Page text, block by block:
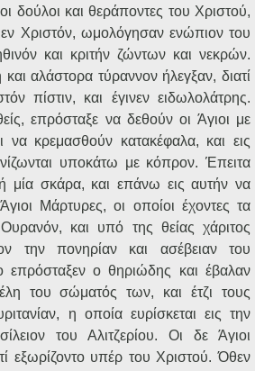
δούλοι και θεράποντες του Χριστού,
Χριστόν, ωμολόγησαν ενώπιον του
και κριτήν ζώντων και νεκρών.
αλάστορα τύραννον ήλεγξαν, διατί
πίστιν, και έγινεν ειδωλολάτρης.
επρόσταξε να δεθούν οι Άγιοι με
να κρεμασθούν κατακέφαλα, και εις
υποκάτω με κόπρον. Έπειτα
μία σκάρα, και επάνω εις αυτήν να
Μάρτυρες, οι οποίοι έχοντες τα
και υπό της θείας χάριτος
την πονηρίαν και ασέβειαν του
επρόσταξεν ο θηριώδης και έβαλαν
του σώματός των, και έτζι τους
η οποία ευρίσκεται εις την
του Αλιτζερίου. Οι δε Άγιοι
εξωρίζοντο υπέρ του Χριστού. Όθεν